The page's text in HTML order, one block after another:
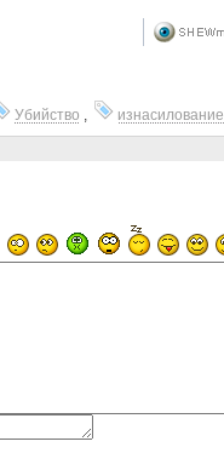
Убийство ,
изнасилование